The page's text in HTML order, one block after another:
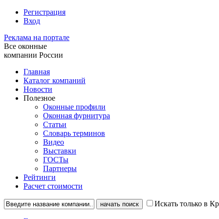
Регистрация
Вход
Реклама на портале
Все оконные
компании России
Главная
Каталог компаний
Новости
Полезное
Оконные профили
Оконная фурнитура
Статьи
Словарь терминов
Видео
Выставки
ГОСТы
Партнеры
Рейтинги
Расчет стоимости
Искать только в